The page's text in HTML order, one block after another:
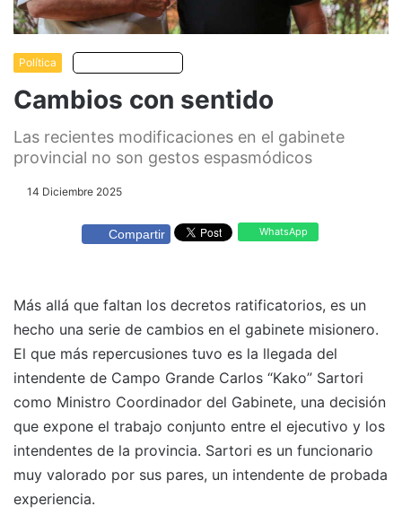
Política
Cambios con sentido
Las recientes modificaciones en el gabinete
provincial no son gestos espasmódicos
14 Diciembre 2025
Compartir WhatsApp
Más allá que faltan los decretos ratificatorios, es un
hecho una serie de cambios en el gabinete misionero.
El que más repercusiones tuvo es la llegada del
intendente de Campo Grande Carlos “Kako” Sartori
como Ministro Coordinador del Gabinete, una decisión
que expone el trabajo conjunto entre el ejecutivo y los
intendentes de la provincia. Sartori es un funcionario
muy valorado por sus pares, un intendente de probada
experiencia.